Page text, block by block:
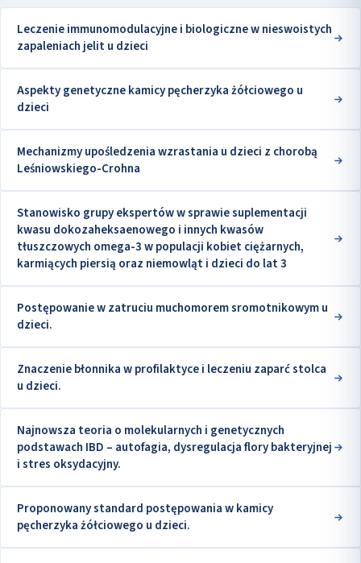
Leczenie immunomodulacyjne i biologiczne w nieswoistych
zapaleniach jelit u dzieci
Aspekty genetyczne kamicy pęcherzyka żółciowego u
dzieci
Mechanizmy upośledzenia wzrastania u dzieci z chorobą
Leśniowskiego-Crohna
Stanowisko grupy ekspertów w sprawie suplementacji
kwasu dokozaheksaenowego i innych kwasów
tłuszczowych omega-3 w populacji kobiet ciężarnych,
karmiących piersią oraz niemowląt i dzieci do lat 3
Postępowanie w zatruciu muchomorem sromotnikowym u
dzieci.
Znaczenie błonnika w profilaktyce i leczeniu zaparć stolca
u dzieci.
Najnowsza teoria o molekularnych i genetycznych
podstawach IBD – autofagia, dysregulacja flory bakteryjnej
i stres oksydacyjny.
Proponowany standard postępowania w kamicy
pęcherzyka żółciowego u dzieci.